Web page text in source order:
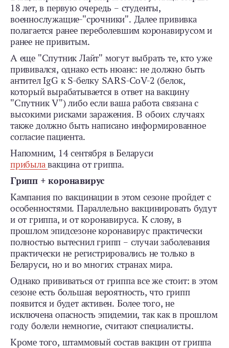
18 лет, в первую очередь – студенты,
военнослужащие-"срочники". Далее прививка
полагается ранее переболевшим коронавирусом и
ранее не привитым.
А еще "Спутник Лайт" могут выбрать те, кто уже
прививался, однако есть нюанс: не должно быть
антител IgG к S-белку SARS-CoV-2 (белок,
который вырабатывается в ответ на вакцину
"Спутник V") либо если ваша работа связана с
высокими рисками заражения. В обоих случаях
также должно быть написано информированное
согласие пациента.
Напомним, 14 сентября в Беларуси
прибылавакцина от гриппа.
Грипп + коронавирус
Кампания по вакцинации в этом сезоне пройдет с
особенностями. Параллельно вакцинировать будут
и от гриппа, и от коронавируса. К слову, в
прошлом эпидсезоне коронавирус практически
полностью вытеснил грипп – случаи заболевания
практически не регистрировались не только в
Беларуси, но и во многих странах мира.
Однако прививаться от гриппа все же стоит: в этом
сезоне есть большая вероятность, что грипп
появится и будет активен. Более того, не
исключена опасность эпидемии, так как в прошлом
году болели немногие, считают специалисты.
Кроме того, штаммовый состав вакцин от гриппа